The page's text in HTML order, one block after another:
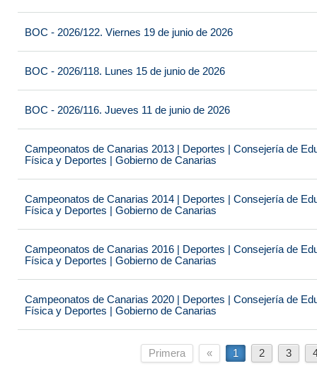
BOC - 2026/122. Viernes 19 de junio de 2026
BOC - 2026/118. Lunes 15 de junio de 2026
BOC - 2026/116. Jueves 11 de junio de 2026
Campeonatos de Canarias 2013 | Deportes | Consejería de
Física y Deportes | Gobierno de Canarias
Campeonatos de Canarias 2014 | Deportes | Consejería de
Física y Deportes | Gobierno de Canarias
Campeonatos de Canarias 2016 | Deportes | Consejería de
Física y Deportes | Gobierno de Canarias
Campeonatos de Canarias 2020 | Deportes | Consejería de
Física y Deportes | Gobierno de Canarias
Primera « 1 2 3